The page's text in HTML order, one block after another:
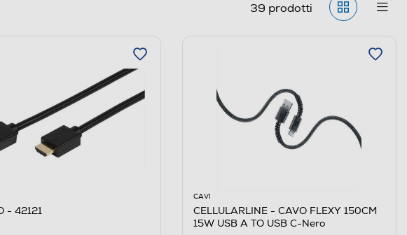
39 prodotti
- 42121
CAVI
CELLULARLINE - CAVO FLEXY 150CM
15W USB A TO USB C-Nero